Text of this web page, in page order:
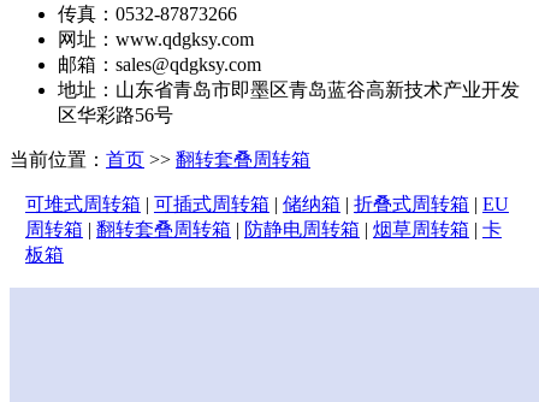
传真：0532-87873266
网址：www.qdgksy.com
邮箱：sales@qdgksy.com
地址：山东省青岛市即墨区青岛蓝谷高新技术产业开发
区华彩路56号
当前位置： 首页 >> 翻转套叠周转箱
可堆式周转箱 | 可插式周转箱 | 储纳箱 | 折叠式周转箱 | EU
周转箱 | 翻转套叠周转箱 | 防静电周转箱 | 烟草周转箱 | 卡
板箱